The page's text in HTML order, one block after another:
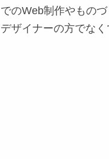
でのWeb制作やもの
デザイナーの方でな